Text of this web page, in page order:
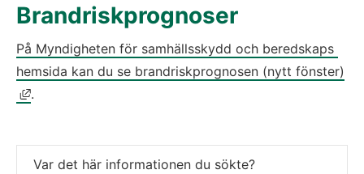
Brandriskprognoser
På Myndigheten för samhällsskydd och beredskaps
hemsida kan du se brandriskprognosen (nytt fönster)
Länk till annan webbplats, öppnas i nytt fönster.
.
Var det här informationen du sökte?